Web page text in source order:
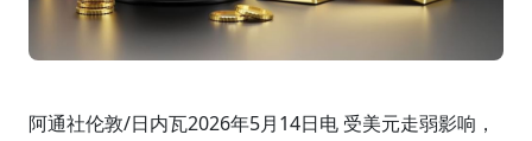
阿通社伦敦/日内瓦2026年5月14日电 受美元走弱影响，